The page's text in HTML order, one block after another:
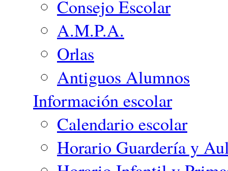
Consejo Escolar
A.M.P.A.
Orlas
Antiguos Alumnos
Información escolar
Calendario escolar
Horario Guardería y